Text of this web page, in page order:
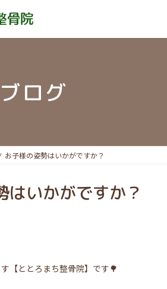
ブログ
お子様の姿勢はいかがですか？
はいかがですか？
【ととろまち整骨院】です🌳